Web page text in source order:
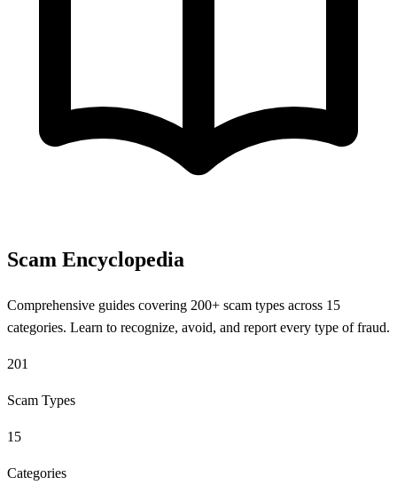
Scam Encyclopedia
Comprehensive guides covering 200+ scam types across 15
categories. Learn to recognize, avoid, and report every type of fraud.
201
Scam Types
15
Categories